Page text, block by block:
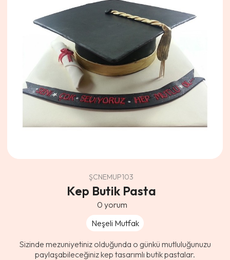
ŞCNEMUP103
Kep Butik Pasta
0 yorum
Neşeli Mutfak
Sizinde mezuniyetiniz olduğunda o günkü mutluluğunuzu
paylaşabileceğiniz kep tasarımlı butik pastalar.